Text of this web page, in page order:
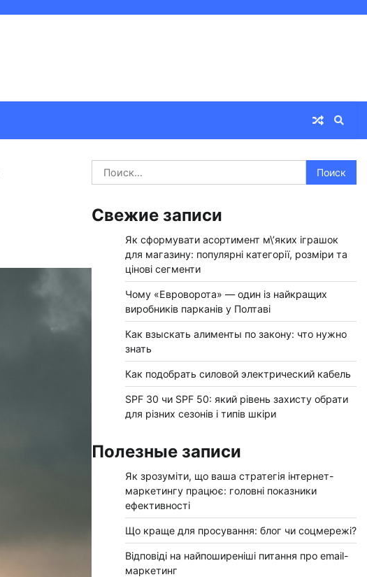
Найти:
Свежие записи
Як сформувати асортимент м\’яких іграшок
для магазину: популярні категорії, розміри та
цінові сегменти
Чому «Евроворота» — один із найкращих
виробників парканів у Полтаві
Как взыскать алименты по закону: что нужно
знать
Как подобрать силовой электрический кабель
SPF 30 чи SPF 50: який рівень захисту обрати
для різних сезонів і типів шкіри
Полезные записи
Як зрозуміти, що ваша стратегія інтернет-
маркетингу працює: головні показники
ефективності
Що краще для просування: блог чи соцмережі?
Відповіді на найпоширеніші питання про email-
маркетинг